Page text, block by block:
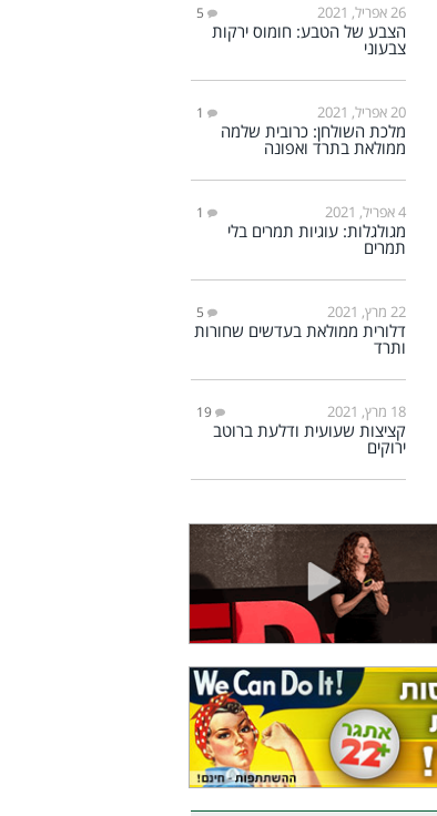
26 אפריל, 2021 5
הצבע של הטבע: חומוס ירקות
צבעוני
20 אפריל, 2021 1
מלכת השולחן: כרובית שלמה
ממולאת בתרד ואפונה
4 אפריל, 2021 1
מגולגלות: עוגיות תמרים בלי
תמרים
22 מרץ, 2021 5
דלורית ממולאת בעדשים שחורות
ותרד
18 מרץ, 2021 19
קציצות שעועית ודלעת ברוטב
ירוקים